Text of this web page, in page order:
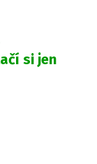
si jen